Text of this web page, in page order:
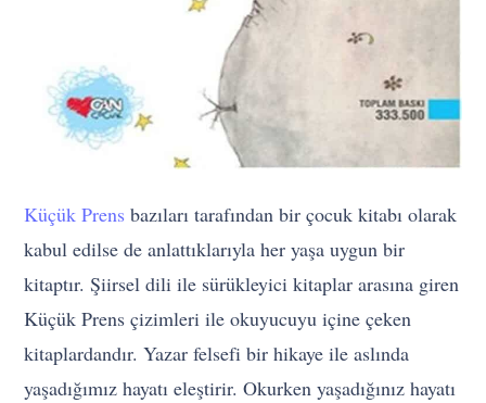
Küçük Prens bazıları tarafından bir çocuk kitabı olarak
kabul edilse de anlattıklarıyla her yaşa uygun bir
kitaptır. Şiirsel dili ile sürükleyici kitaplar arasına giren
Küçük Prens çizimleri ile okuyucuyu içine çeken
kitaplardandır. Yazar felsefi bir hikaye ile aslında
yaşadığımız hayatı eleştirir. Okurken yaşadığınız hayatı